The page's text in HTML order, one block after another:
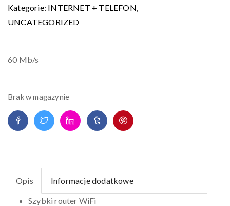
Kategorie: INTERNET + TELEFON,
UNCATEGORIZED
60 Mb/s
Brak w magazynie
Opis Informacje dodatkowe
Szybki router WiFi